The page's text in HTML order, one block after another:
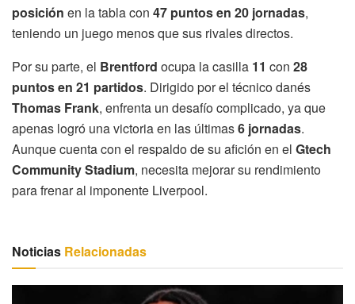
posición en la tabla con 47 puntos en 20 jornadas,
teniendo un juego menos que sus rivales directos.
Por su parte, el Brentford ocupa la casilla 11 con 28
puntos en 21 partidos. Dirigido por el técnico danés
Thomas Frank, enfrenta un desafío complicado, ya que
apenas logró una victoria en las últimas6 jornadas.
Aunque cuenta con el respaldo de su afición en el Gtech
Community Stadium, necesita mejorar su rendimiento
para frenar al imponente Liverpool.
Noticias Relacionadas